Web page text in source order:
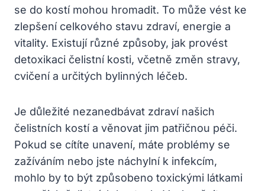
se do kostí mohou hromadit. To může vést ke
zlepšení celkového stavu zdraví, energie a
vitality. Existují různé způsoby, jak provést
detoxikaci čelistní kosti, včetně změn stravy,
cvičení a určitých bylinných léčeb.
Je důležité nezanedbávat zdraví našich
čelistních kostí a věnovat jim patřičnou péči.
Pokud se cítíte unavení, máte problémy se
zažíváním nebo jste náchylní k infekcím,
mohlo by to být způsobeno toxickými látkami